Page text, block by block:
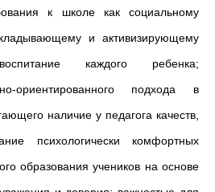
к школе как социальному
и активизирующему
каждого ребенка;
ориентированного подхода в
наличие у педагога качеств,
психологически комфортных
образования учеников на основе